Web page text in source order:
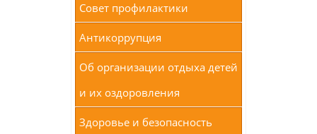
Совет профилактики
Антикоррупция
Об организации отдыха детей
и их оздоровления
Здоровье и безопасность